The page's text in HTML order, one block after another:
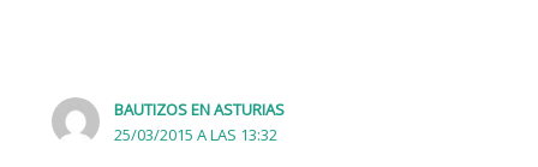
BAUTIZOS EN ASTURIAS
25/03/2015 A LAS 13:32